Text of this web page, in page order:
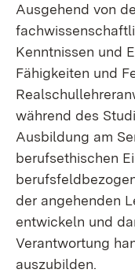
Ausgehend von
Kenntnissen und
Fähigkeiten und
während des
Ausbildung am
berufsethischen
der angehenden
entwickeln und
Verantwortung
auszubilden.